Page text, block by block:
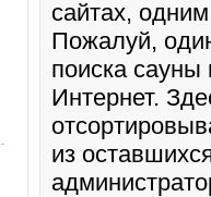
сайтах,
Пожалуй,
поиска
Интернет.
из